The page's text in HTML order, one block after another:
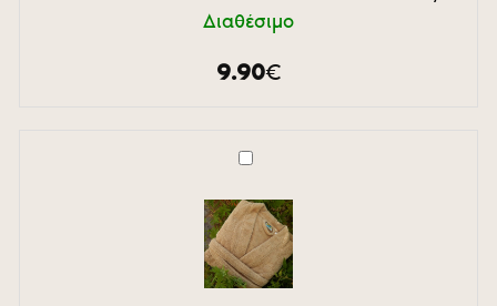
Διαθέσιμο
9.90€